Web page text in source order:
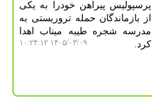
پرسپولیس پیراهن خودرا به یکی
از بازماندگان حمله تروریستی به
مدرسه شجره طیبه میناب اهدا
کرد.
۱۴۰۵/۰۳/۰۹ ۱۰:۲۴:۱۲